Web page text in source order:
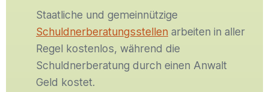
Staatliche und gemeinnützige
Schuldnerberatungsstellen arbeiten in aller
Regel kostenlos, während die
Schuldnerberatung durch einen Anwalt
Geld kostet.